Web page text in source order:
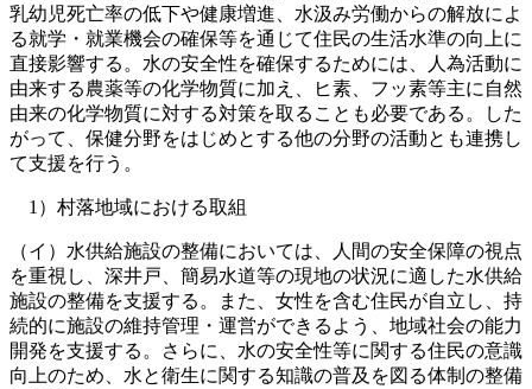
乳幼児死亡率の低下や健康増進、水汲み労働からの解放によ
る就学・就業機会の確保等を通じて住民の生活水準の向上に
直接影響する。水の安全性を確保するためには、人為活動に
由来する農薬等の化学物質に加え、ヒ素、フッ素等主に自然
由来の化学物質に対する対策を取ることも必要である。した
がって、保健分野をはじめとする他の分野の活動とも連携し
て支援を行う。
1）村落地域における取組
（イ）水供給施設の整備においては、人間の安全保障の視点
を重視し、深井戸、簡易水道等の現地の状況に適した水供給
施設の整備を支援する。また、女性を含む住民が自立し、持
続的に施設の維持管理・運営ができるよう、地域社会の能力
開発を支援する。さらに、水の安全性等に関する住民の意識
向上のため、水と衛生に関する知識の普及を図る体制の整備